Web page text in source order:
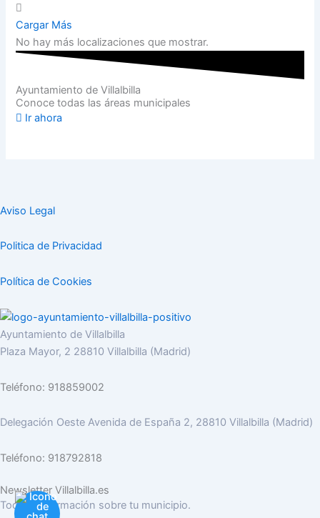
Cargar Más
No hay más localizaciones que mostrar.
Ayuntamiento de Villalbilla
Conoce todas las áreas municipales
Ir ahora
Aviso Legal
Politica de Privacidad
Política de Cookies
Ayuntamiento de Villalbilla
Plaza Mayor, 2 28810 Villalbilla (Madrid)
Teléfono: 918859002
Delegación Oeste Avenida de España 2, 28810 Villalbilla (Madrid)
Teléfono: 918792818
Newsletter Villalbilla.es
Toda la información sobre tu municipio.